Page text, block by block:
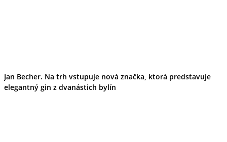
Jan Becher. Na trh vstupuje nová značka, ktorá predstavuje
elegantný gin z dvanástich bylín